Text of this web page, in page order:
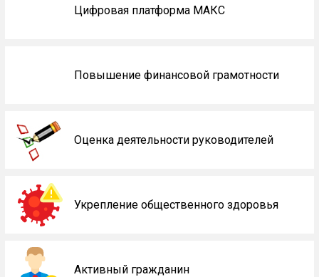
Цифровая платформа МАКС
Повышение финансовой грамотности
Оценка деятельности руководителей
Укрепление общественного здоровья
Активный гражданин